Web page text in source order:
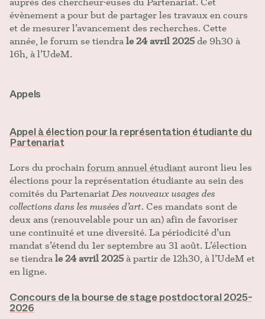
évènement a pour but de partager les travaux en cours
et de mesurer l’avancement des recherches. Cette
année, le forum se tiendrale 24 avril 2025de 9h30 à
16h, à l’UdeM.
Appels
Appel à élection pour la représentation étudiante du
Partenariat
Lors du prochainforum annuel étudiantauront lieu les
élections pour la représentation étudiante au sein des
comités du PartenariatDes nouveaux usages des
collections dans les musées d’art. Ces mandats sont de
deux ans (renouvelable pour un an) afin de favoriser
une continuité et une diversité. La périodicité d’un
mandat s’étend du 1er septembre au 31 août. L’élection
se tiendrale 24 avril 2025à partir de 12h30, à l’UdeM et
en ligne.
Concours de la bourse de stage postdoctoral 2025-
2026